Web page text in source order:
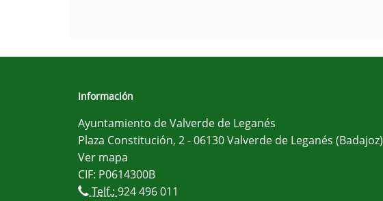
Información
Ayuntamiento de Valverde de Leganés
Plaza Constitución, 2 - 06130 Valverde de Leganés (Badajoz)
Ver mapa
CIF: P0614300B
Telf.: 924 496 011